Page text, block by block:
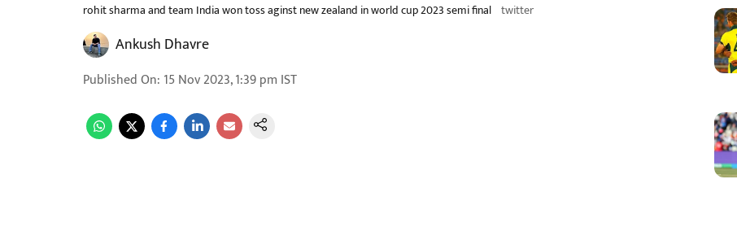
rohit sharma and team India won toss aginst new zealand in world cup 2023 semi final twitter
Ankush Dhavre
Published On: 15 Nov 2023, 1:39 pm IST